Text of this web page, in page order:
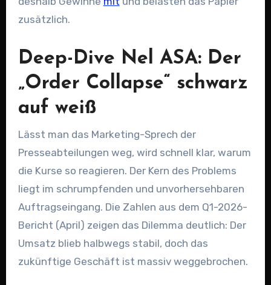
zusätzlich.
Deep-Dive Nel ASA: Der
„Order Collapse“ schwarz
auf weiß
Lässt man das Marketing-Sprech der
Presseabteilungen weg, wird schnell klar, warum
die Kurse so reagieren. Der Kern des Problems
liegt im schrumpfenden und unvorhersehbaren
Auftragseingang. Die Zahlen aus dem Q1-2026-
Bericht (April) zeigen das Dilemma deutlich: Der
Umsatz blieb halbwegs stabil, doch das
zukünftige Geschäft ist massiv weggebrochen.